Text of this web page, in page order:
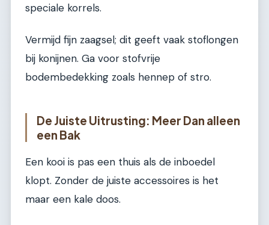
speciale korrels.
Vermijd fijn zaagsel; dit geeft vaak stoflongen
bij konijnen. Ga voor stofvrije
bodembedekking zoals hennep of stro.
De Juiste Uitrusting: Meer Dan alleen
een Bak
Een kooi is pas een thuis als de inboedel
klopt. Zonder de juiste accessoires is het
maar een kale doos.